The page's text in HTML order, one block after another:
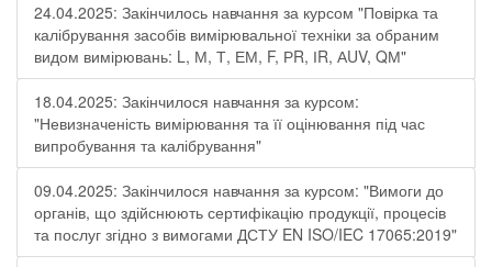
24.04.2025: Закінчилось навчання за курсом "Повірка та
калібрування засобів вимірювальної техніки за обраним
видом вимірювань: L, М, Т, ЕМ, F, РR, ІR, АUV, QМ"
18.04.2025: Закінчилося навчання за курсом:
"Невизначеність вимірювання та її оцінювання під час
випробування та калібрування"
09.04.2025: Закінчилося навчання за курсом: "Вимоги до
органів, що здійснюють сертифікацію продукції, процесів
та послуг згідно з вимогами ДСТУ EN ISO/IEC 17065:2019"